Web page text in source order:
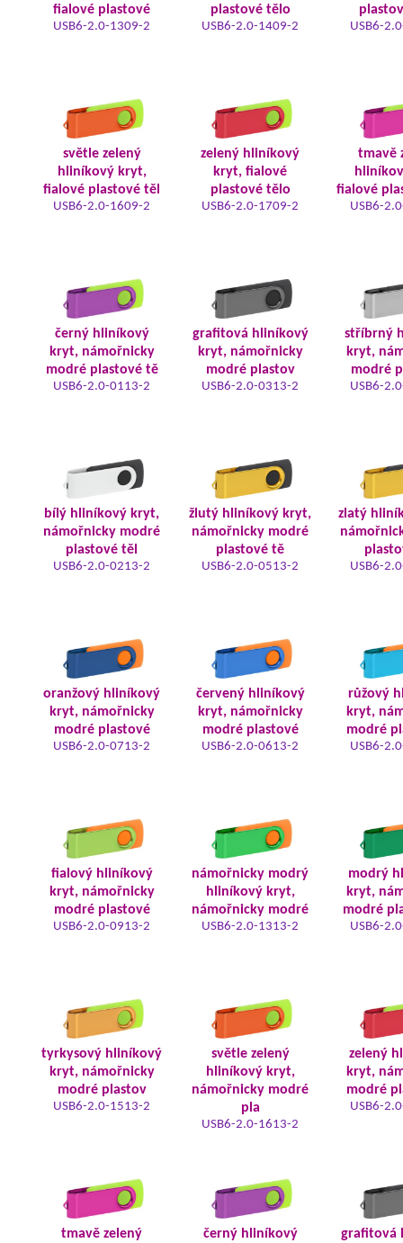
fialové plastové
USB6-2.0-1309-2
plastové tělo
USB6-2.0-1409-2 USB6-
světle zelený
hliníkový kryt,
fialové plastové těl
USB6-2.0-1609-2
zelený hliníkový
kryt, fialové
plastové tělo
USB6-2.0-1709-2
tmavě
fialové
USB6-
černý hliníkový
kryt, námořnicky
modré plastové tě
USB6-2.0-0113-2
grafitová hliníkový
kryt, námořnicky
modré plastov
USB6-2.0-0313-2
stříbrný
kryt,
modré
USB6-
bílý hliníkový kryt,
námořnicky modré
plastové těl
USB6-2.0-0213-2
žlutý hliníkový kryt,
námořnicky modré
plastové tě
USB6-2.0-0513-2
zlatý
USB6-
oranžový hliníkový
kryt, námořnicky
modré plastové
USB6-2.0-0713-2
červený hliníkový
kryt, námořnicky
modré plastové
USB6-2.0-0613-2
růžový
kryt,
modré
USB6-
fialový hliníkový
kryt, námořnicky
modré plastové
USB6-2.0-0913-2
námořnicky modrý
hliníkový kryt,
námořnicky modré
USB6-2.0-1313-2
modrý
kryt,
modré
USB6-
tyrkysový hliníkový
kryt, námořnicky
modré plastov
USB6-2.0-1513-2
světle zelený
hliníkový kryt,
námořnicky modré
pla
USB6-2.0-1613-2
zelený
kryt,
modré
USB6-
tmavě zelený
černý hliníkový
grafitová